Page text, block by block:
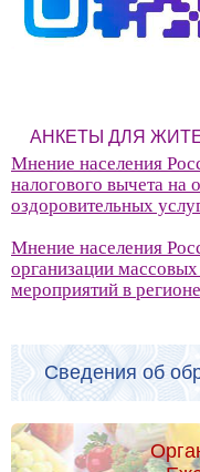
АНКЕТЫ ДЛЯ
Мнение населения
налогового вычета на
оздоровительных
Мнение населения
организации
мероприятий в регионе
Сведения об